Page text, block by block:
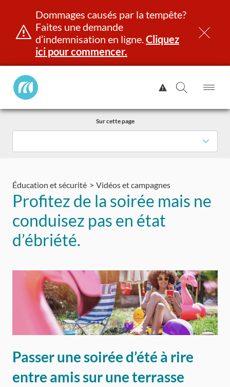
Aller
Dommages causés par la tempête?
Faites une demande
d’indemnisation en ligne.Cliquez
ici pour commencer.
Manitoba
Public
Afficher
l'alerte.
la
le
Indemnisation
Éducation et sécurité Vidéos et campagnes
Profitez de la soirée mais ne
conduisez pas en état
d’ébriété.
Sur cette page
Passer une soirée d’été à rire
entre amis sur une terrasse